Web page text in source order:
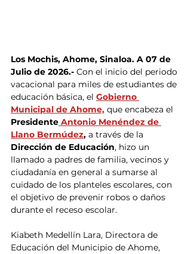
Los Mochis, Ahome, Sinaloa. A 07 de
Julio de 2026.- Con el inicio del periodo
vacacional para miles de estudiantes de
educación básica, el Gobierno
Municipal de Ahome, que encabeza el
Presidente Antonio Menéndez de
Llano Bermúdez, a través de la
Dirección de Educación, hizo un
llamado a padres de familia, vecinos y
ciudadanía en general a sumarse al
cuidado de los planteles escolares, con
el objetivo de prevenir robos o daños
durante el receso escolar.
Kiabeth Medellín Lara, Directora de
Educación del Municipio de Ahome,